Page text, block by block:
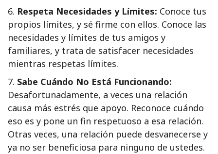
6. Respeta Necesidades y Límites: Conoce tus
propios límites, y sé firme con ellos. Conoce las
necesidades y límites de tus amigos y
familiares, y trata de satisfacer necesidades
mientras respetas límites.
7. Sabe Cuándo No Está Funcionando:
Desafortunadamente, a veces una relación
causa más estrés que apoyo. Reconoce cuándo
eso es y pone un fin respetuoso a esa relación.
Otras veces, una relación puede desvanecerse y
ya no ser beneficiosa para ninguno de ustedes.